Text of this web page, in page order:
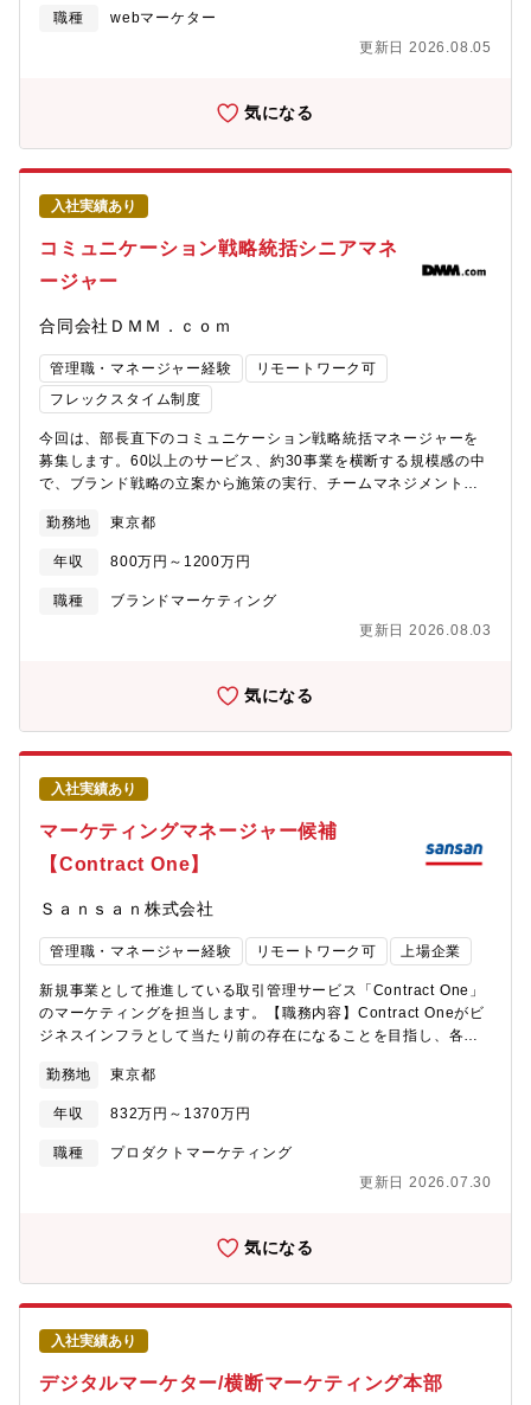
ちろん、将来的には希望や適性に応じて、総合職として幅広い業
タル事業本部の戦略策定の基礎となるデータ分析を担当いただく
お客さま3,400万人）へのマーケティングを担うダイナミズム・生
不安を解消することに貢献できる社会的意義の大きさ・当行及び
グループ会社を含めた業界最大規模の顧客データ及び金融取引デ
ータを分析することのやりがい【キャリアパス】データ分析のプ
ロフェッショナルとしてのキャリアはもちろん、将来的には希望
や適性に応じて、総合職として幅広い業務を担当いただく可能性
もあります。【配属部署（人数は概数）】リテール・デジタル企
画部データ・マーケティング室・「データ・マーケティング室」
（約50名）は、デジタルを中心としたマーケティング業務を担当
しています。・このうち、配属チームは11名で構成（キャリア採
しています。
職種
webマーケター
更新日 2026.08.05
気になる
入社実績あり
コミュニケーション戦略統括シニアマネ
ージャー
合同会社ＤＭＭ．ｃｏｍ
管理職・マネージャー経験
リモートワーク可
フレックスタイム制度
今回は、部長直下のコミュニケーション戦略統括マネージャーを
募集します。60以上のサービス、約30事業を横断する規模感の中
で、ブランド戦略の立案から施策の実行、チームマネジメントま
ョンでは、PR・SNS・アクティベーションなど各領域のマネージ
ャーと連携しながら、現場のガバナンスと意思決定を担っていた
だきます。単なる実行チームのマネジメントにとどまらず、複数
事業・複数チームを横断してブランドKPIの改善を推進する、部の
が自律的に動く組織づくりを目指しており、ゆくゆくは部長とと
す。裁量の大きさと影響範囲の広さは、他ではなかなか得られな
い経験です。【業務内容】複数事業・グループを横断しながら、
戦略設計から現場実行までを一貫して担っていただきます。具体
的には以下のような業務を想定しています。（1）KPIモニタリン
グと施策推進・ブランドKPIや事業貢献指標（認知・好意度・第一
想起・SOV・売上など）を定点でモニタリング・グループを横断
した改善施策の優先順位を決定し、実行に移す。（2）マネージャ
ーとの連携・PR・SNS・アクティベーションなど各領域のマネー
ジャーと、進捗・課題・方針を定期的にすり合わせ・グループ横
の推進・現場が抱える課題を構造的に整理し、優先度を明確化・
解決策を立案・提案し、実行まで責任を持って推進＜入社後に期
待成果イメージ＞■1ヶ月後各マネージャーと個別に関係を築き、
アリングし、把握できている状態■3ヶ月後各グループの課題に対
する方向性を言語化し、ボトルネック解消を含めた解決に向けた
取り組みを開始できている状態■6ヶ月後複数の事業・グループで
ブランドKPIの改善やアウトプット品質の向上といった実績が得ら
て】マーケティング本部└ブランドマネジメント部（事業横断の横
に配属し各グループマネージャーを統括頂きます └デジタルコ
ミュニケーションチーム └二次元ブランドクリエイトチー
に統括する組織で、認知・好意度・第一想起・SOV・売上といっ
ンなど）の施策立案・実行・チーム管理を、段階的に権限ごとお
ールも任される範囲に含まれ、60以上のDMMサービスのブランド
勤務地 東京都
年収 800万円～1200万円
職種
ブランドマーケティング
更新日 2026.08.03
気になる
入社実績あり
マーケティングマネージャー候補
【Contract One】
Ｓａｎｓａｎ株式会社
管理職・マネージャー経験 リモートワーク可 上場企業
新規事業として推進している取引管理サービス「Contract One」
のマーケティングを担当します。【職務内容】Contract Oneがビ
ジネスインフラとして当たり前の存在になることを目指し、各種
入意向のある企業へアプローチします。本ポジションでは、
「Contract One」のオンラインマーケティング、オフラインマー
ケティングいずれかを担当し、将来的には組織を牽引する役割を
担います。■オンラインマーケティングの場合・コミュニケーショ
作ディレクション・Web広告や外部メディアを活用したリード獲
の改善施策、ABテストの実施・各種マーケティングツールを活用
した効果測定・分析・KPI・KGIの設定と数値・予算管理、進捗マ
ネジメント・その他新規施策の企画・運用■オフラインマーケティ
ングの場合・オンライン・オフラインセミナーの企画と実行・イ
ベントを軸とした新規マーケティングチャネルの企画と実行・オ
ンライン・オフラインの展示会やカンファレンスイベントなどの
ブース企画と実行・登壇資料・外部向け資料などのコンテンツ作
成・各代理店、媒体社との調整やハンドリング・KPI、KGIの設定
勤務地 東京都
年収 832万円～1370万円
職種
プロダクトマーケティング
更新日 2026.07.30
気になる
入社実績あり
デジタルマーケター/横断マーケティング本部